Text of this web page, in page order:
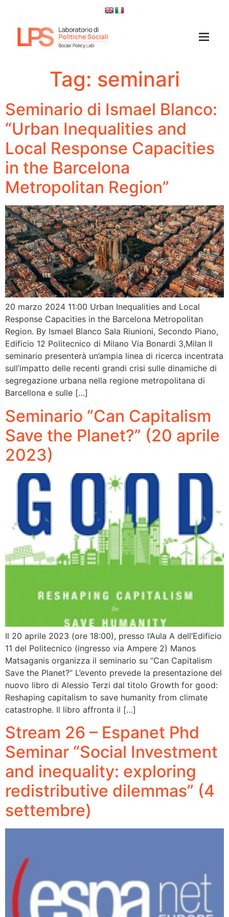
Tag: seminari
Seminario di Ismael Blanco:
“Urban Inequalities and
Local Response Capacities
in the Barcelona
Metropolitan Region”
20 marzo 2024 11:00 Urban Inequalities and Local
Response Capacities in the Barcelona Metropolitan
Region. By Ismael Blanco Sala Riunioni, Secondo Piano,
Edificio 12 Politecnico di Milano Via Bonardi 3,Milan Il
seminario presenterà un’ampia linea di ricerca incentrata
sull’impatto delle recenti grandi crisi sulle dinamiche di
segregazione urbana nella regione metropolitana di
Barcellona e sulle […]
Seminario “Can Capitalism
Save the Planet?” (20 aprile
2023)
Il 20 aprile 2023 (ore 18:00), presso l’Aula A dell’Edificio
11 del Politecnico (ingresso via Ampere 2) Manos
Matsaganis organizza il seminario su “Can Capitalism
Save the Planet?” L’evento prevede la presentazione del
nuovo libro di Alessio Terzi dal titolo Growth for good:
Reshaping capitalism to save humanity from climate
catastrophe. Il libro affronta il […]
Stream 26 – Espanet Phd
Seminar “Social Investment
and inequality: exploring
redistributive dilemmas” (4
settembre)